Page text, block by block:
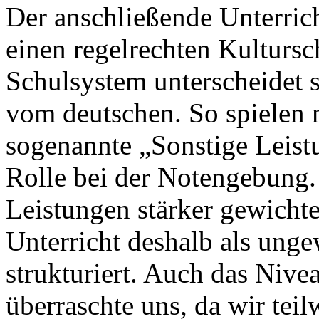
Der anschließende
einen regelrechten
Schulsystem
vom deutschen. So
sogenannte „Sonstige
Rolle bei der
Leistungen stärker
Unterricht deshalb als
strukturiert. Auch das
überraschte uns, da wir